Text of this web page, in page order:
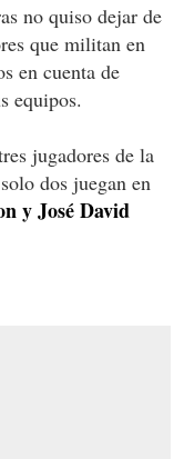
no quiso dejar de
que militan en
en cuenta de
equipos.
jugadores de la
dos juegan en
y José David